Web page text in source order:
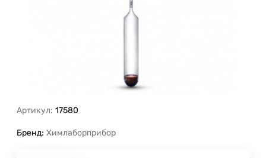
Артикул: 17580
Бренд: Химлаборприбор